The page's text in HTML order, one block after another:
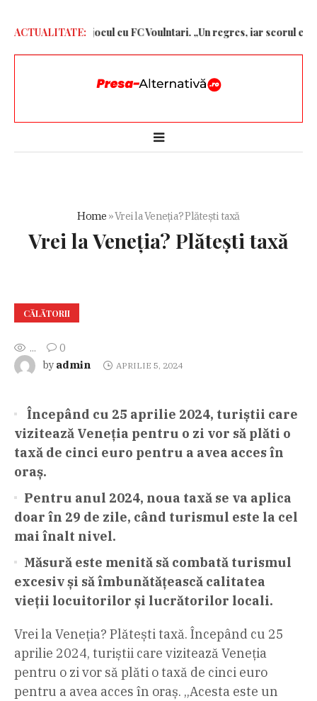
ACTUALITATE:
dură după jocul cu FC Voulntari. „Un regres, iar scorul e
Home »Vrei la Veneția? Plătești taxă
Vrei la Veneția? Plătești taxă
CĂLĂTORII
...
0
by admin APRILIE 5, 2024
Începând cu 25 aprilie 2024, turiștii care
vizitează Veneția pentru o zi vor să plăti o
taxă de cinci euro pentru a avea acces în
oraș.
Pentru anul 2024, noua taxă se va aplica
doar în 29 de zile, când turismul este la cel
mai înalt nivel.
Măsură este menită să combată turismul
excesiv și să îmbunătățească calitatea
vieții locuitorilor și lucrătorilor locali.
Vrei la Veneția? Plătești taxă. Începând cu 25
aprilie 2024, turiștii care vizitează Veneția
pentru o zi vor să plăti o taxă de cinci euro
pentru a avea acces în oraș. „Acesta este un